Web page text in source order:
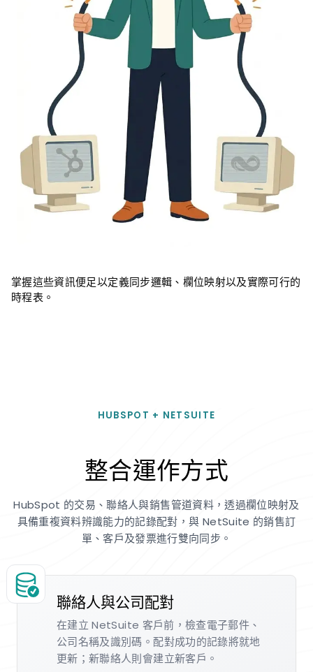
掌握這些資訊便足以定義同步邏輯、欄位映射以及實際可行的
時程表。
HUBSPOT + NETSUITE
整合運作方式
HubSpot 的交易、聯絡人與銷售管道資料，透過欄位映射及
具備重複資料辨識能力的記錄配對，與 NetSuite 的銷售訂
單、客戶及發票進行雙向同步。
聯絡人與公司配對
在建立 NetSuite 客戶前，檢查電子郵件、
公司名稱及識別碼。配對成功的記錄將就地
更新；新聯絡人則會建立新客戶。